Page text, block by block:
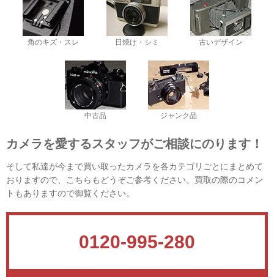
角のキズ・スレ 日焼け・シミ 古いデザイン
中古品 ジャンク品
カメラを愛するスタッフがご相談にのります！
そして私達が今まで買い取ったカメラを各カテゴリごとにまとめて
おりますので、こちらもどうぞご参考ください。買取の際のコメン
トもありますので御覧ください。
0120-995-280